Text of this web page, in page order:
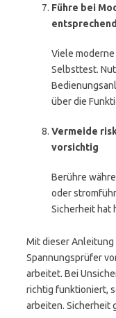
Führe bei
Viele
Selbsttest.
über die
Vermeide
vorsichtig
Berühre
oder
Sicherheit hat
Mit dieser Anleitung
Spannungsprüfer
arbeitet. Bei
richtig funktioniert,
arbeiten. Sicherheit